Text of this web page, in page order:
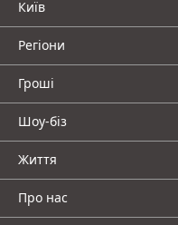
Київ
Регіони
Гроші
Шоу-біз
Життя
Про нас